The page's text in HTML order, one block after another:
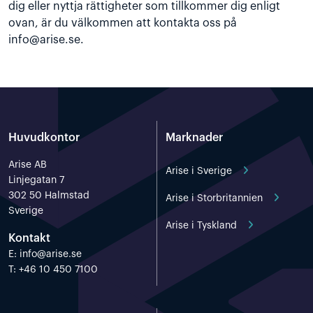
dig eller nyttja rättigheter som tillkommer dig enligt
ovan, är du välkommen att kontakta oss på
info@arise.se.
Huvudkontor
Arise AB
Linjegatan 7
302 50 Halmstad
Sverige
Kontakt
E: info@arise.se
T: +46 10 450 7100
Marknader
Arise i Sverige
Arise i Storbritannien
Arise i Tyskland